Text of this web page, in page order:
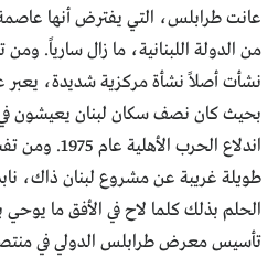
عانت طرابلس، التي يفترض أنها عاصمة
من الدولة اللبنانية، ما زال سارياً. ومن
نشأت أصلاً نشأة مركزية شديدة، يعبر
بحيث كان نصف سكان لبنان يعيشون
اندلاع الحرب
طويلة غريبة عن مشروع لبنان ذاك،
الحلم بذلك كلما لاح في الأفق ما يوحي
تأسيس معرض طرابلس الدولي في